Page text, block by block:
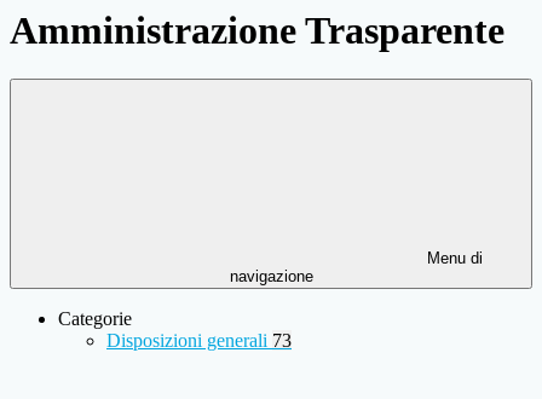
Amministrazione Trasparente
Menu di
navigazione
Categorie
Disposizioni generali 73